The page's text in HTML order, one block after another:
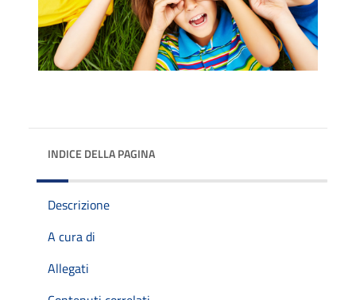
INDICE DELLA PAGINA
Descrizione
A cura di
Allegati